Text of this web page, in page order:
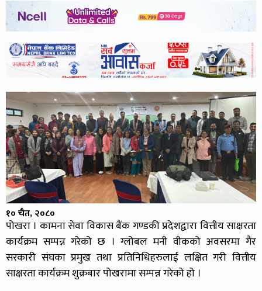
१० चैत, २०८०
पोखरा । कामना सेवा विकास बैंक गण्डकी प्रदेशद्वारा वित्तीय साक्षरता
कार्यक्रम सम्पन्न गरेको छ । ग्लोबल मनी वीकको अवसरमा गैर
सरकारी संघका प्रमुख तथा प्रतिनिधिहरुलाई लक्षित गरी वित्तीय
साक्षरता कार्यक्रम शुक्रबार पोखरामा सम्पन्न गरेको हो ।